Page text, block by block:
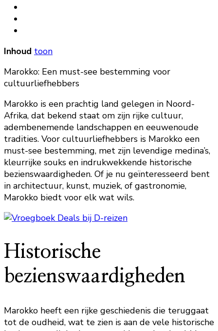
Inhoud toon
Marokko: Een must-see bestemming voor
cultuurliefhebbers
Marokko is een prachtig land gelegen in Noord-
Afrika, dat bekend staat om zijn rijke cultuur,
adembenemende landschappen en eeuwenoude
tradities. Voor cultuurliefhebbers is Marokko een
must-see bestemming, met zijn levendige medina’s,
kleurrijke souks en indrukwekkende historische
bezienswaardigheden. Of je nu geïnteresseerd bent
in architectuur, kunst, muziek, of gastronomie,
Marokko biedt voor elk wat wils.
Historische
bezienswaardigheden
Marokko heeft een rijke geschiedenis die teruggaat
tot de oudheid, wat te zien is aan de vele historische